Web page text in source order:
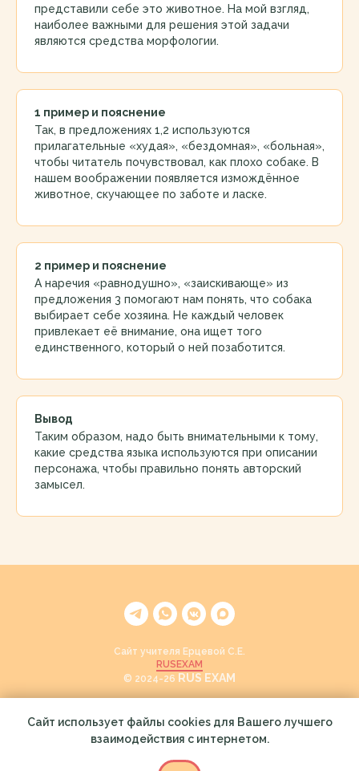
представили себе это животное. На мой взгляд,
наиболее важными для решения этой задачи
являются средства морфологии.
1 пример и пояснение
Так, в предложениях 1,2 используются
прилагательные «худая», «бездомная», «больная»,
чтобы читатель почувствовал, как плохо собаке. В
нашем воображении появляется измождённое
животное, скучающее по заботе и ласке.
2 пример и пояснение
А наречия «равнодушно», «заискивающе» из
предложения 3 помогают нам понять, что собака
выбирает себе хозяина. Не каждый человек
привлекает её внимание, она ищет того
единственного, который о ней позаботится.
Вывод
Таким образом, надо быть внимательными к тому,
какие средства языка используются при описании
персонажа, чтобы правильно понять авторский
замысел.
Сайт использует файлы cookies для Вашего лучшего
взаимодействия с интернетом.
Сайт учителя Ерцевой С.Е.
RUSEXAM
© 2024-26 RUS EXAM